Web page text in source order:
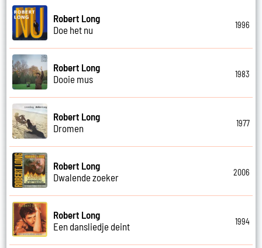
Robert Long
Doe het nu
1996
Robert Long
Dooie mus
1983
Robert Long
Dromen
1977
Robert Long
Dwalende zoeker
2006
Robert Long
Een dansliedje deint
1994